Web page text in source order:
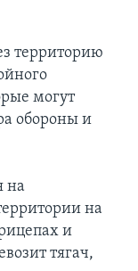
территорию
могут
обороны и
на
на
и
тягач,